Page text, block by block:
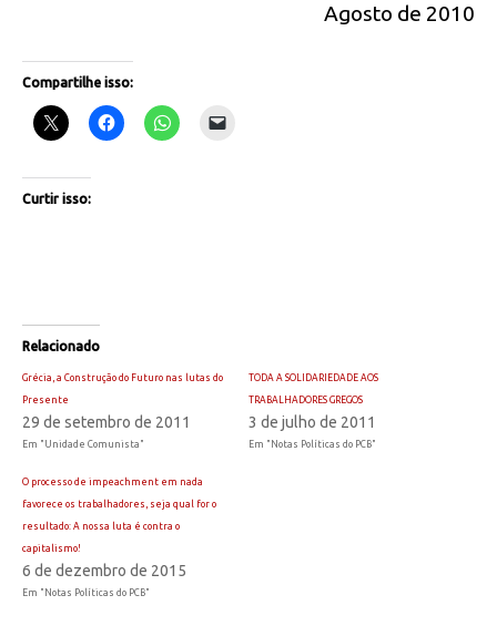
Agosto de 2010
Compartilhe isso:
Curtir isso:
Relacionado
Grécia, a Construção do Futuro nas lutas do
Presente
29 de setembro de 2011
Em "Unidade Comunista"
TODA A SOLIDARIEDADE AOS
TRABALHADORES GREGOS
3 de julho de 2011
Em "Notas Políticas do PCB"
O processo de impeachment em nada
favorece os trabalhadores, seja qual for o
resultado: A nossa luta é contra o
capitalismo!
6 de dezembro de 2015
Em "Notas Políticas do PCB"